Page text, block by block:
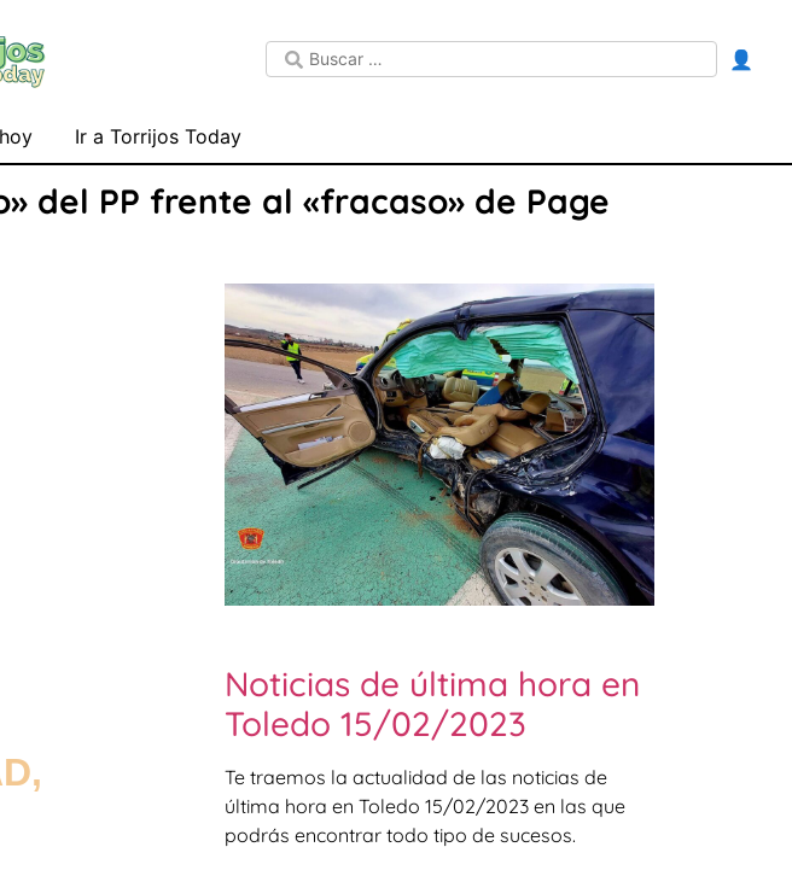
👤
Ir a Torrijos Today
del PP frente al «fracaso» de Page
Noticias de última hora en
Toledo 15/02/2023
Te traemos la actualidad de las noticias de
última hora en Toledo 15/02/2023 en las que
podrás encontrar todo tipo de sucesos.